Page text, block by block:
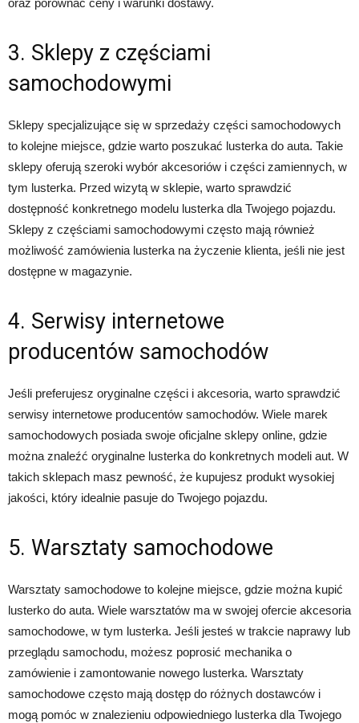
oraz porównać ceny i warunki dostawy.
3. Sklepy z częściami
samochodowymi
Sklepy specjalizujące się w sprzedaży części samochodowych
to kolejne miejsce, gdzie warto poszukać lusterka do auta. Takie
sklepy oferują szeroki wybór akcesoriów i części zamiennych, w
tym lusterka. Przed wizytą w sklepie, warto sprawdzić
dostępność konkretnego modelu lusterka dla Twojego pojazdu.
Sklepy z częściami samochodowymi często mają również
możliwość zamówienia lusterka na życzenie klienta, jeśli nie jest
dostępne w magazynie.
4. Serwisy internetowe
producentów samochodów
Jeśli preferujesz oryginalne części i akcesoria, warto sprawdzić
serwisy internetowe producentów samochodów. Wiele marek
samochodowych posiada swoje oficjalne sklepy online, gdzie
można znaleźć oryginalne lusterka do konkretnych modeli aut. W
takich sklepach masz pewność, że kupujesz produkt wysokiej
jakości, który idealnie pasuje do Twojego pojazdu.
5. Warsztaty samochodowe
Warsztaty samochodowe to kolejne miejsce, gdzie można kupić
lusterko do auta. Wiele warsztatów ma w swojej ofercie akcesoria
samochodowe, w tym lusterka. Jeśli jesteś w trakcie naprawy lub
przeglądu samochodu, możesz poprosić mechanika o
zamówienie i zamontowanie nowego lusterka. Warsztaty
samochodowe często mają dostęp do różnych dostawców i
mogą pomóc w znalezieniu odpowiedniego lusterka dla Twojego